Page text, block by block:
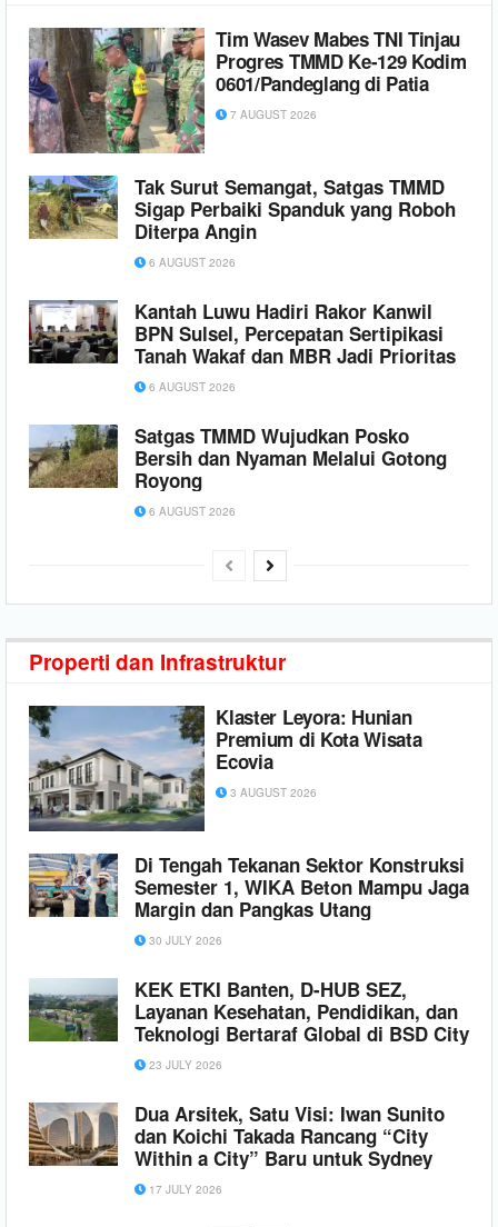
Tim Wasev Mabes TNI Tinjau
Progres TMMD Ke-129 Kodim
0601/Pandeglang di Patia
7 AUGUST 2026
Tak Surut Semangat, Satgas TMMD
Sigap Perbaiki Spanduk yang Roboh
Diterpa Angin
6 AUGUST 2026
Kantah Luwu Hadiri Rakor Kanwil
BPN Sulsel, Percepatan Sertipikasi
Tanah Wakaf dan MBR Jadi Prioritas
6 AUGUST 2026
Satgas TMMD Wujudkan Posko
Bersih dan Nyaman Melalui Gotong
Royong
6 AUGUST 2026
Properti dan Infrastruktur
Klaster Leyora: Hunian
Premium di Kota Wisata
Ecovia
3 AUGUST 2026
Di Tengah Tekanan Sektor Konstruksi
Semester 1, WIKA Beton Mampu Jaga
Margin dan Pangkas Utang
30 JULY 2026
KEK ETKI Banten, D-HUB SEZ,
Layanan Kesehatan, Pendidikan, dan
Teknologi Bertaraf Global di BSD City
23 JULY 2026
Dua Arsitek, Satu Visi: Iwan Sunito
dan Koichi Takada Rancang “City
Within a City” Baru untuk Sydney
17 JULY 2026